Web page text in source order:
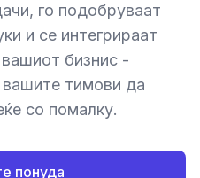
го подобруваат
и се интегрираат
бизнис -
вашите тимови да
со помалку.
понуда